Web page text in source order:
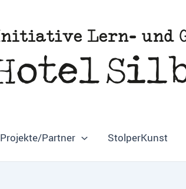
Projekte/Partner StolperKunst